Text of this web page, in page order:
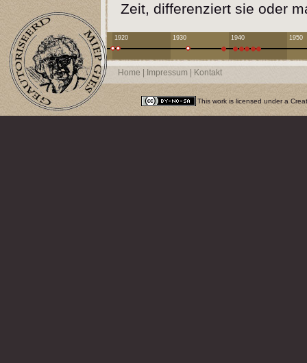
Zeit, differenziert sie oder
1920 1930 1940 1950
Home Impressum Kontakt
This work is licensed under a